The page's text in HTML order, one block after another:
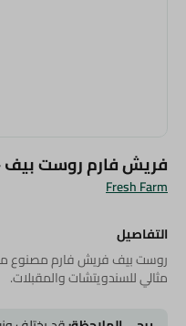
Fresh Farm
فريش فارم روست بيف -
التفاصيل
روست بيف فريش فارم مصنوع
مثالي للسندويتشات والمقبلات.